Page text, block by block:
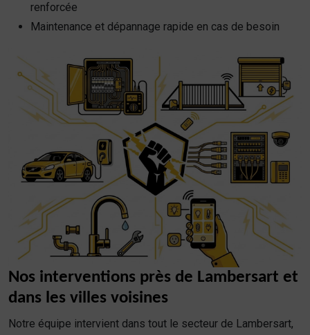
renforcée
Maintenance et dépannage rapide en cas de besoin
Nos interventions près de Lambersart et
dans les villes voisines
Notre équipe intervient dans tout le secteur de Lambersart,